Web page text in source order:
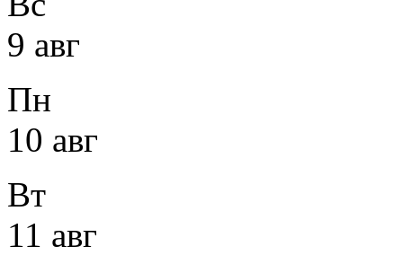
9 авг
Пн
10 авг
Вт
11 авг